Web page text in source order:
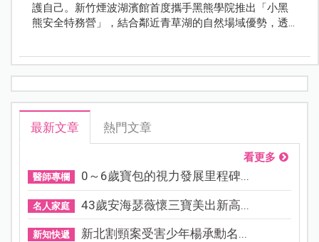
護自己。新竹煙波湖濱館首度攜手黑熊學院推出「小黑
熊安全特務營」，結合鄰近青草湖的自然場域優勢，透
中建立安全意識，培養面對危機時的判斷力與應變能
最新文章 熱門文章
看更多
醫師專欄 0～6歲寶包的視力發展里程碑...
名人家庭 43歲安海瑟薇懷三寶美出新高...
新知快遞 新北割頸案受害少年楊承勳名...